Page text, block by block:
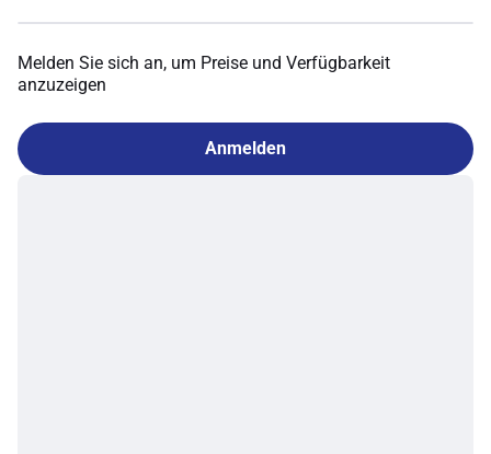
Melden Sie sich an, um Preise und Verfügbarkeit
anzuzeigen
Anmelden